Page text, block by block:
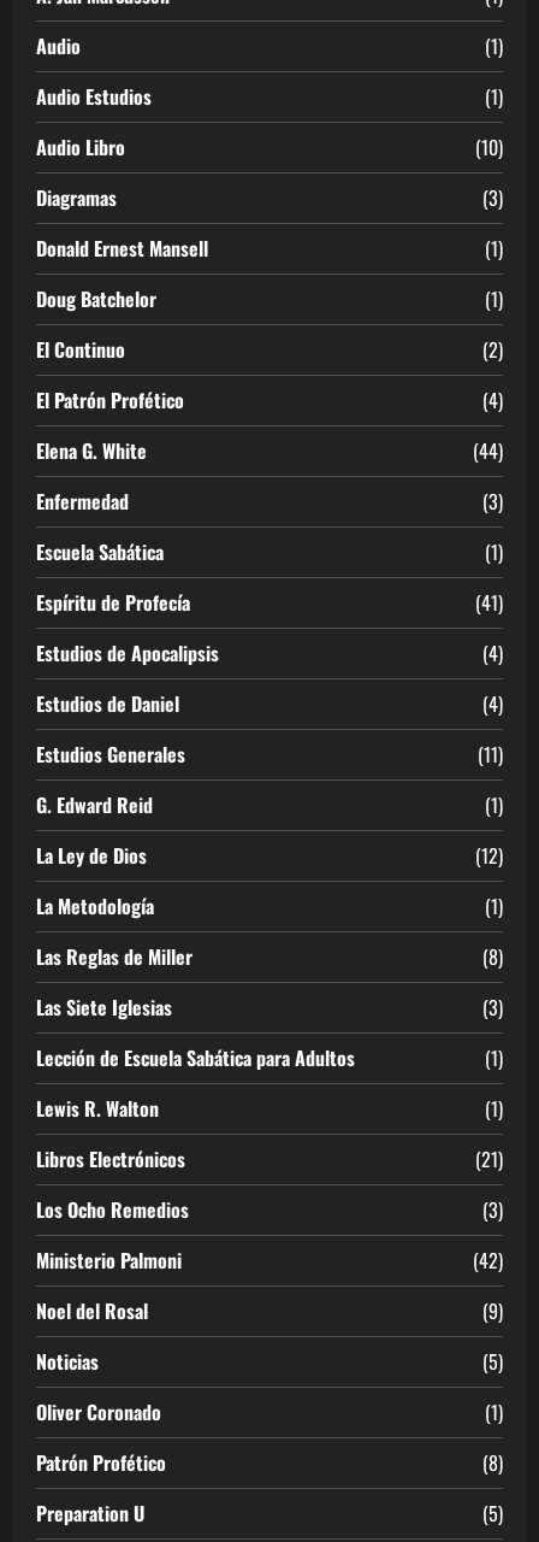
Audio
(1)
Audio Estudios
(1)
Audio Libro
(10)
Diagramas
(3)
Donald Ernest Mansell
(1)
Doug Batchelor
(1)
El Continuo
(2)
El Patrón Profético
(4)
Elena G. White
(44)
Enfermedad
(3)
Escuela Sabática
(1)
Espíritu de Profecía
(41)
Estudios de Apocalipsis
(4)
Estudios de Daniel
(4)
Estudios Generales
(11)
G. Edward Reid
(1)
La Ley de Dios
(12)
La Metodología
(1)
Las Reglas de Miller
(8)
Las Siete Iglesias
(3)
Lección de Escuela Sabática para Adultos
(1)
Lewis R. Walton
(1)
Libros Electrónicos
(21)
Los Ocho Remedios
(3)
Ministerio Palmoni
(42)
Noel del Rosal
(9)
Noticias
(5)
Oliver Coronado
(1)
Patrón Profético
(8)
Preparation U
(5)